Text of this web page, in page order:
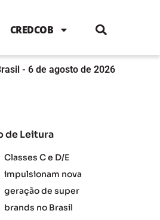
b
o
k
t
e
b
n
g
a
m
CREDCOB
- 6 de agosto de 2026
de Leitura
Classes C e D/E
impulsionam nova
geração de super
brands no Brasil